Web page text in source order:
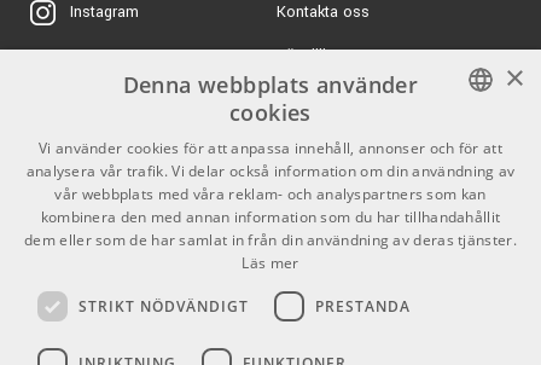
LTD GL-200 MT George
Graphic
ARTIKELNUMMER 1029801
Native Instruments
Komplete Kontrol S49
MK3
ARTIKELNUMMER 1081976
7364 kr/st
Ernie Ball 6395 - 5,5m
Instrumentkabel
ARTIKELNUMMER 1077173
Instagram
X
Youtube
TikTok
Kontakta oss
Köpvillkor
Butiken
Varumärken
GDPR & Cookies
Kontakt
Info
SWEDISH
ENGLISH
×
Denna webbplats använder
cookies
Vi använder cookies för att anpassa innehåll, annonser och för att
analysera vår trafik. Vi delar också information om din användning av
vår webbplats med våra reklam- och analyspartners som kan
kombinera den med annan information som du har tillhandahållit
dem eller som de har samlat in från din användning av deras tjänster.
Läs mer
STRIKT NÖDVÄNDIGT PRESTANDA